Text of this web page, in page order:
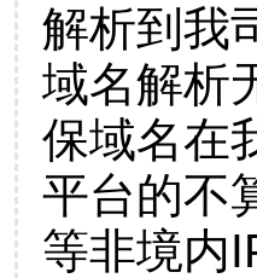
解析到我
域名解析
保域名在
平台的不
等非境内